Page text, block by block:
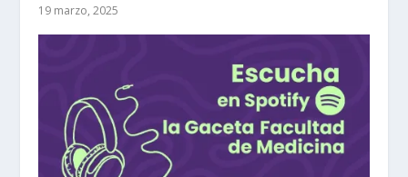
19 marzo, 2025